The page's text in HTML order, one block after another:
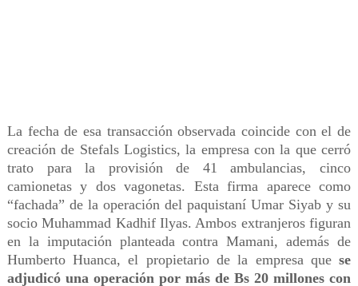
La fecha de esa transacción observada coincide con el de
creación de Stefals Logistics, la empresa con la que cerró
trato para la provisión de 41 ambulancias, cinco
camionetas y dos vagonetas. Esta firma aparece como
“fachada” de la operación del paquistaní Umar Siyab y su
socio Muhammad Kadhif Ilyas. Ambos extranjeros figuran
en la imputación planteada contra Mamani, además de
Humberto Huanca, el propietario de la empresa quese
adjudicó una operación por más de Bs 20 millones con